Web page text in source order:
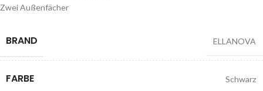
Zwei Außenfächer
BRAND ELLANOVA
FARBE Schwarz